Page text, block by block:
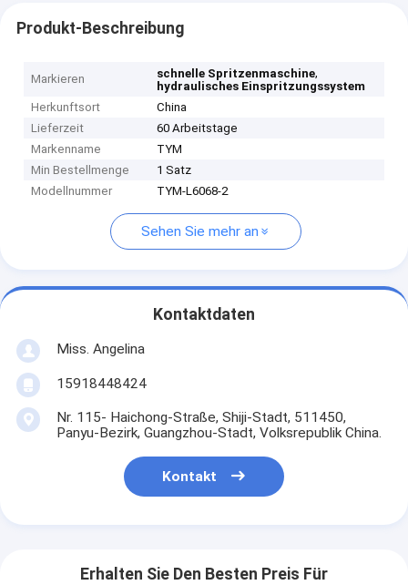
Produkt-Beschreibung
Markieren schnelle Spritzenmaschine,
hydraulisches Einspritzungssystem
Herkunftsort
China
Lieferzeit
60 Arbeitstage
Markenname
TYM
Min Bestellmenge
1 Satz
Modellnummer
TYM-L6068-2
Sehen Sie mehr an
Kontaktdaten
Miss. Angelina
15918448424
Nr. 115- Haichong-Straße, Shiji-Stadt, 511450,
Panyu-Bezirk, Guangzhou-Stadt, Volksrepublik China.
Kontakt
Erhalten Sie Den Besten Preis Für